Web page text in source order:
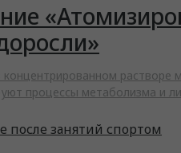
растворе
процессы метаболизма и
после занятий спортом